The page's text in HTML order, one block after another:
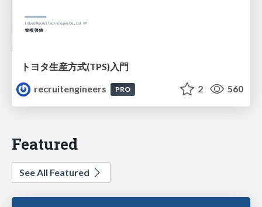
トヨタ⽣産⽅式(TPS)⼊⾨
recruitengineers
PRO 2 560
Featured
See All Featured